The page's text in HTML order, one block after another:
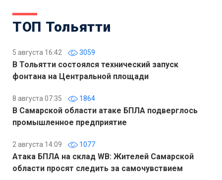
ТОП Тольятти
5 августа 16:42 3059
В Тольятти состоялся технический запуск
фонтана на Центральной площади
8 августа 07:35 1864
В Самарской области атаке БПЛА подверглось
промышленное предприятие
2 августа 14:09 1077
Атака БПЛА на склад WB: Жителей Самарской
области просят следить за самочувствием